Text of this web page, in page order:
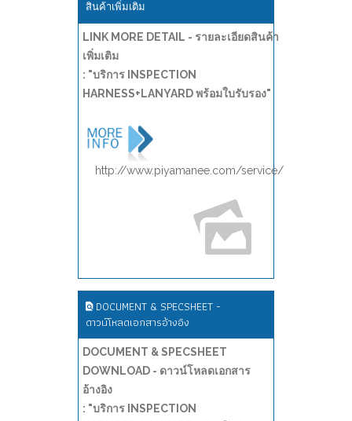
สินค้าเพิ่มเติม
LINK MORE DETAIL - รายละเอียดสินค้า
เพิ่มเติม
: "บริการ INSPECTION
HARNESS+LANYARD พร้อมใบรับรอง"
http://www.piyamanee.com/service/
DOCUMENT & SPECSHEET -
ดาวน์โหลดเอกสารอ้างอิง
DOCUMENT & SPECSHEET
DOWNLOAD - ดาวน์โหลดเอกสาร
อ้างอิง
: "บริการ INSPECTION